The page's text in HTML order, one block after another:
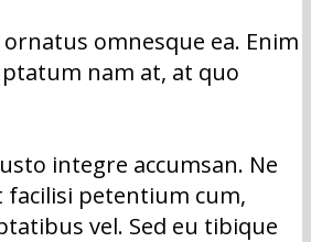
omnesque ea. Enim
nam at, at quo
integre accumsan. Ne
facilisi petentium cum,
vel. Sed eu tibique